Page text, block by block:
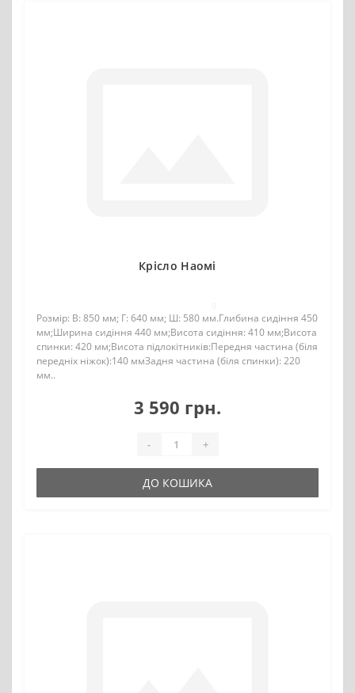
Крісло Наомі
Розмір: В: 850 мм; Г: 640 мм; Ш: 580 мм.Глибина сидіння 450
мм;Ширина сидіння 440 мм;Висота сидіння: 410 мм;Висота
спинки: 420 мм;Висота підлокітників:Передня частина (біля
передніх ніжок):140 ммЗадня частина (біля спинки): 220
мм..
3 590 грн.
- +
ДО КОШИКА